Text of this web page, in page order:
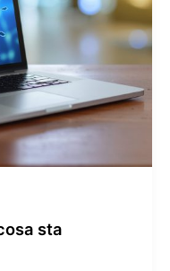
sta